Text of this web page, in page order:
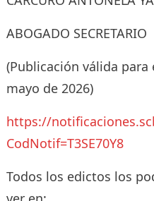
ABOGADO SECRETARIO
(Publicación válida para
mayo de 2026)
https://
CodNotif=T3SE70Y8
Todos los edictos los